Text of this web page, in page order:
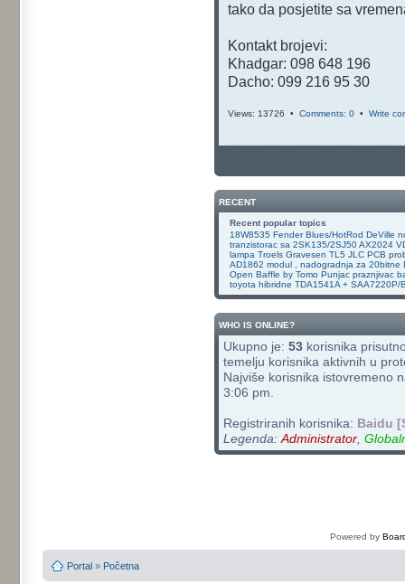
tako da posjetite sa
Kontakt brojevi:
Khadgar: 098 648 196
Dacho: 099 216 95 30
Views: 13726 • Comments: 0 • Write
RECENT
Recent popular topics
18W8535 Fender Blues/HotRod DeVille
tranzistorac sa 2SK135/2SJ50 AX2024
lampa Troels Gravesen TL5 JLC PCB
AD1862 modul , nadogradnja za 20bitne
Open Baffle by Tomo Punjac praznjivac
toyota hibridne TDA1541A + SAA7220P/
WHO IS ONLINE?
Ukupno je: 53 korisnika
temelju korisnika aktivnih u
Najviše korisnika istovremeno
3:06 pm.
Registriranih korisnika: Baidu
Legenda:Administrator,
Powered by
Portal » Početna